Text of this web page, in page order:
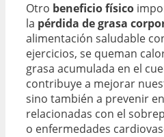
Otro beneficio físico
la pérdida de grasa
alimentación saludable
ejercicios, se queman
grasa acumulada en el
contribuye a mejorar
sino también a prevenir
relacionadas con el
o enfermedades